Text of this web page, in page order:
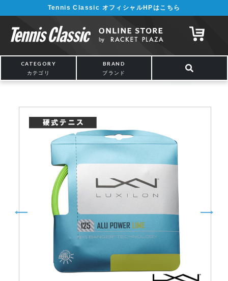
¥5,000以上の購入で送料無料!! 詳しくは こちら
Tennis Classic オフィシャルHPはこちら
CATEGORY
カテゴリ
BRAND
ブランド